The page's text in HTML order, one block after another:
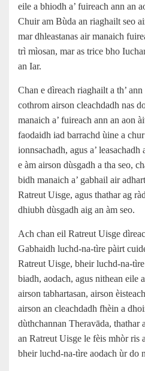
eile a bhiodh a’ fuireach ann an
Chuir am Bùda an riaghailt seo
mar dhleastanas air manaich
trì mìosan, mar as trice bho
an Iar.
Chan e dìreach riaghailt a th’
cothrom airson cleachdadh nas
manaich a’ fuireach ann an aon
faodaidh iad barrachd ùine a
ionnsachadh, agus a’
e àm airson dùsgadh a tha seo,
bidh manaich a’ gabhail air
Ratreut Uisge, agus thathar ag
dhiubh dùsgadh aig an àm seo.
Ach chan eil Ratreut Uisge
Gabhaidh luchd‑na‑tìre pàirt
Ratreut Uisge, bheir
biadh, aodach, agus nithean eile
airson tabhartasan, airson
airson an cleachdadh fhèin a
dùthchannan Theravāda, thathar
an Ratreut Uisge le fèis mhòr ris
bheir luchd‑na‑tìre aodach ùr do